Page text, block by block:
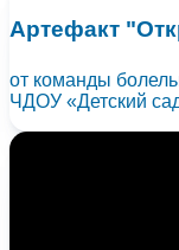
Артефакт
от команды
ЧДОУ «Детский